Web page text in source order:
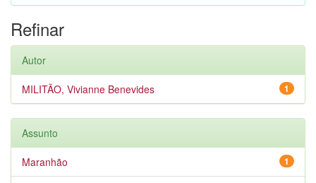
Refinar
Autor
1
MILITÃO, Vivianne Benevides
Assunto
1
Maranhão